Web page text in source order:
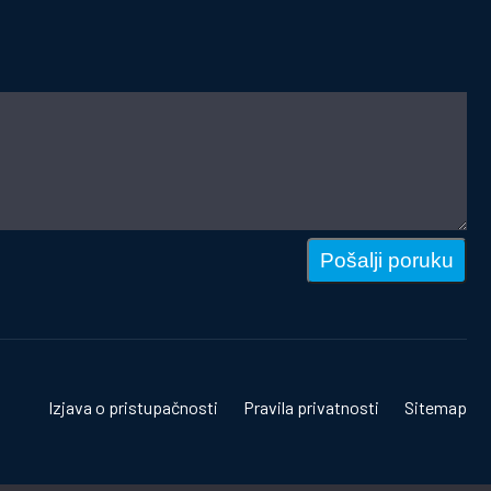
Pošalji poruku
Izjava o pristupačnosti Pravila privatnosti Sitemap